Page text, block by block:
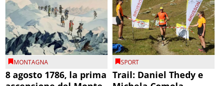
MONTAGNA
8 agosto 1786, la prima
SPORT
Trail: Daniel Thedy e